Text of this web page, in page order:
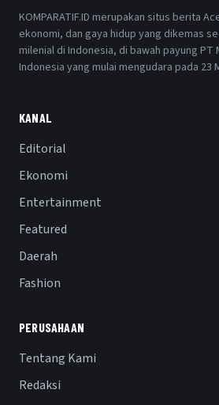
KOMPARATIF.ID merupakan situs berita
ekonomi, dan gaya hidup yang dikemas
milenial di Indonesia, di bawah payung
Indonesia yang mulai mengudara pada 23
KANAL
Editorial
Ekonomi
Entertainment
Featured
Daerah
Fashion
PERUSAHAAN
Tentang Kami
Redaksi